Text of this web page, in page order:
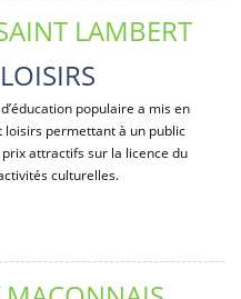
LAMBERT
populaire a mis en
loisirs permettant à un public
attractifs sur la licence du
culturelles.